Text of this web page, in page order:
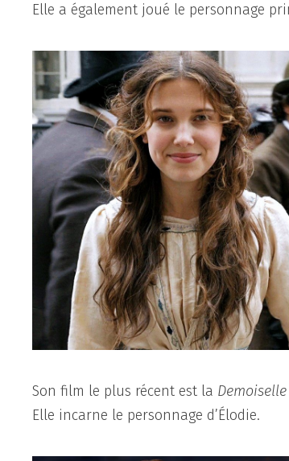
Elle a également joué le personnage
Son film le plus récent est la
Elle incarne le personnage d’Élodie.